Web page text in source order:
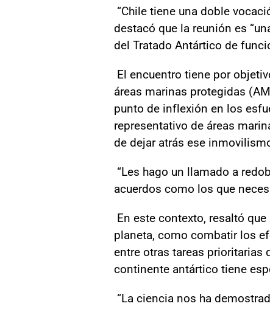
“Chile tiene una doble
destacó que la reunión es
del Tratado Antártico de
El encuentro tiene por
áreas marinas protegidas
punto de inflexión en los
representativo de áreas
de dejar atrás ese
“Les hago un llamado a
acuerdos como los que
En este contexto, resaltó
planeta, como combatir los
entre otras tareas prioritarias
continente antártico tiene
“La ciencia nos ha